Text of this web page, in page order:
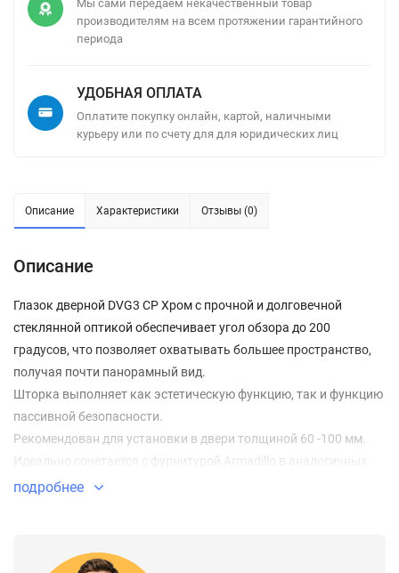
Мы сами передаем некачественный товар
производителям на всем протяжении гарантийного
периода
УДОБНАЯ ОПЛАТА
Оплатите покупку онлайн, картой, наличными
курьеру или по счету для для юридических лиц
Описание Характеристики Отзывы (0)
Описание
Глазок дверной DVG3 CP Хром с прочной и долговечной
стеклянной оптикой обеспечивает угол обзора до 200
градусов, что позволяет охватывать большее пространство,
получая почти панорамный вид.
Шторка выполняет как эстетическую функцию, так и функцию
пассивной безопасности.
Рекомендован для установки в двери толщиной 60 -100 мм.
Идеально сочетается с фурнитурой Armadillo в аналогичных
цветах.
подробнее